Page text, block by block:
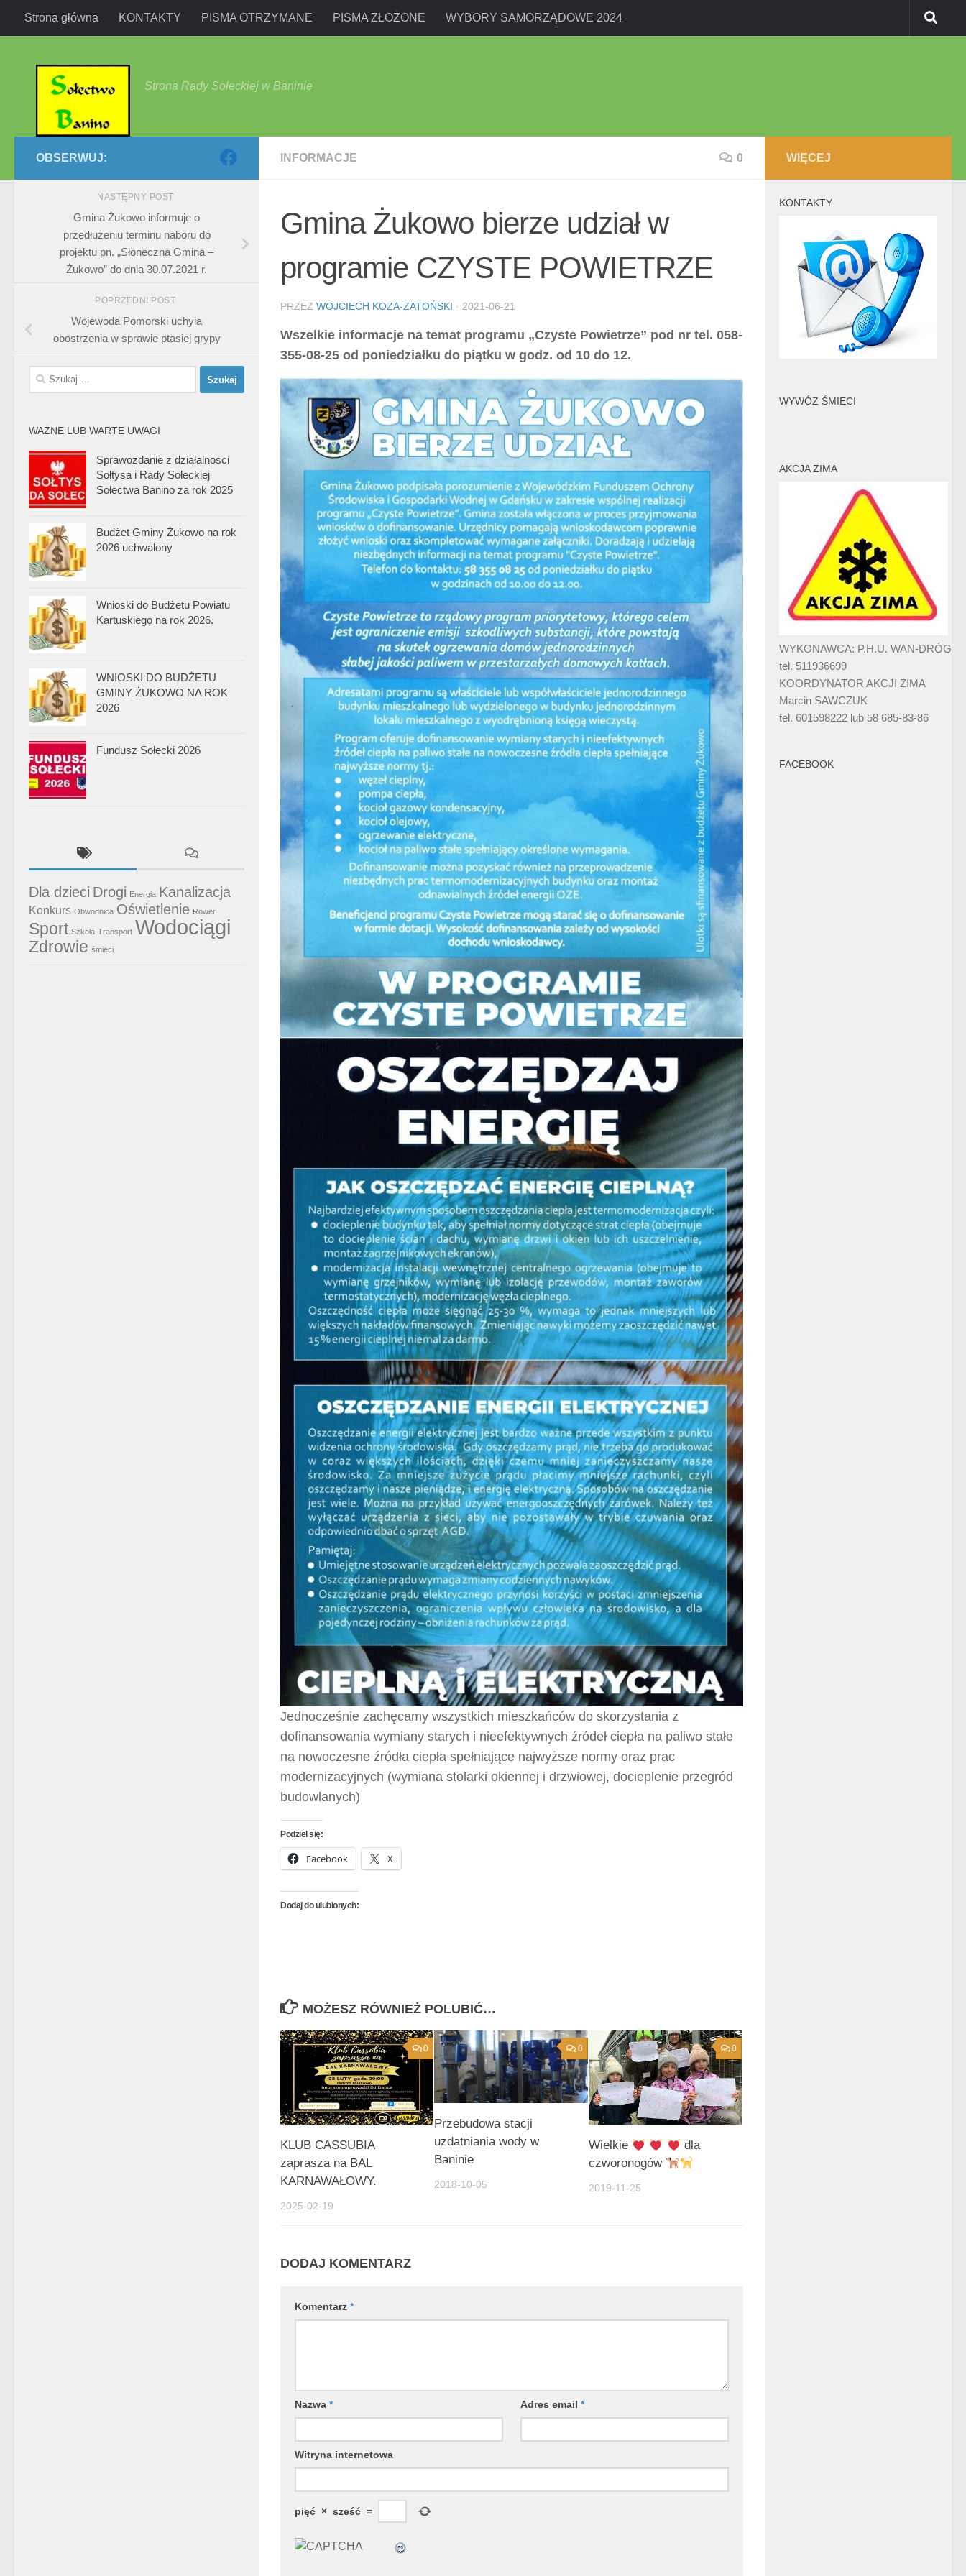
Przejdź do treści
Strona główna KONTAKTY PISMA OTRZYMANE PISMA ZŁOŻONE WYBORY SAMORZĄDOWE 2024
Strona Rady Sołeckiej w Baninie
INFORMACJE 0
Gmina Żukowo bierze udział w
programie CZYSTE POWIETRZE
PRZEZ WOJCIECH KOZA-ZATOŃSKI · 2021-06-21
Wszelkie informacje na temat programu „Czyste Powietrze” pod nr tel. 058-
355-08-25 od poniedziałku do piątku w godz. od 10 do 12.
Jednocześnie zachęcamy wszystkich mieszkańców do skorzystania z
dofinansowania wymiany starych i nieefektywnych źródeł ciepła na paliwo stałe
na nowoczesne źródła ciepła spełniające najwyższe normy oraz prac
modernizacyjnych (wymiana stolarki okiennej i drzwiowej, docieplenie przegród
budowlanych)
Podziel się:
Facebook X
Dodaj do ulubionych:
MOŻESZ RÓWNIEŻ POLUBIĆ…
0
KLUB CASSUBIA
zaprasza na BAL
KARNAWAŁOWY.
2025-02-19
0
Przebudowa stacji
uzdatniania wody w
Baninie
2018-10-05
0
Wielkie
dla
czworonogów
2019-11-25
DODAJ KOMENTARZ
Komentarz *
Nazwa * Adres email*
Witryna internetowa
pięć × sześć =
OBSERWUJ:
NASTĘPNY POST
Gmina Żukowo informuje o
przedłużeniu terminu naboru do
projektu pn. „Słoneczna Gmina –
Żukowo” do dnia 30.07.2021 r.
POPRZEDNI POST
Wojewoda Pomorski uchyla
obostrzenia w sprawie ptasiej grypy
Szukaj:
WAŻNE LUB WARTE UWAGI
Sprawozdanie z działalności
Sołtysa i Rady Sołeckiej
Sołectwa Banino za rok 2025
Budżet Gminy Żukowo na rok
2026 uchwalony
Wnioski do Budżetu Powiatu
Kartuskiego na rok 2026.
WNIOSKI DO BUDŻETU
GMINY ŻUKOWO NA ROK
2026
Fundusz Sołecki 2026
Dla dzieci Drogi Energia Kanalizacja
Konkurs Obwodnica Oświetlenie Rower
Sport Szkoła Transport Wodociągi
Zdrowie śmieci
WIĘCEJ
KONTAKTY
WYWÓZ ŚMIECI
AKCJA ZIMA
WYKONAWCA: P.H.U. WAN-DRÓG
tel. 511936699
KOORDYNATOR AKCJI ZIMA
Marcin SAWCZUK
tel. 601598222 lub 58 685-83-86
FACEBOOK